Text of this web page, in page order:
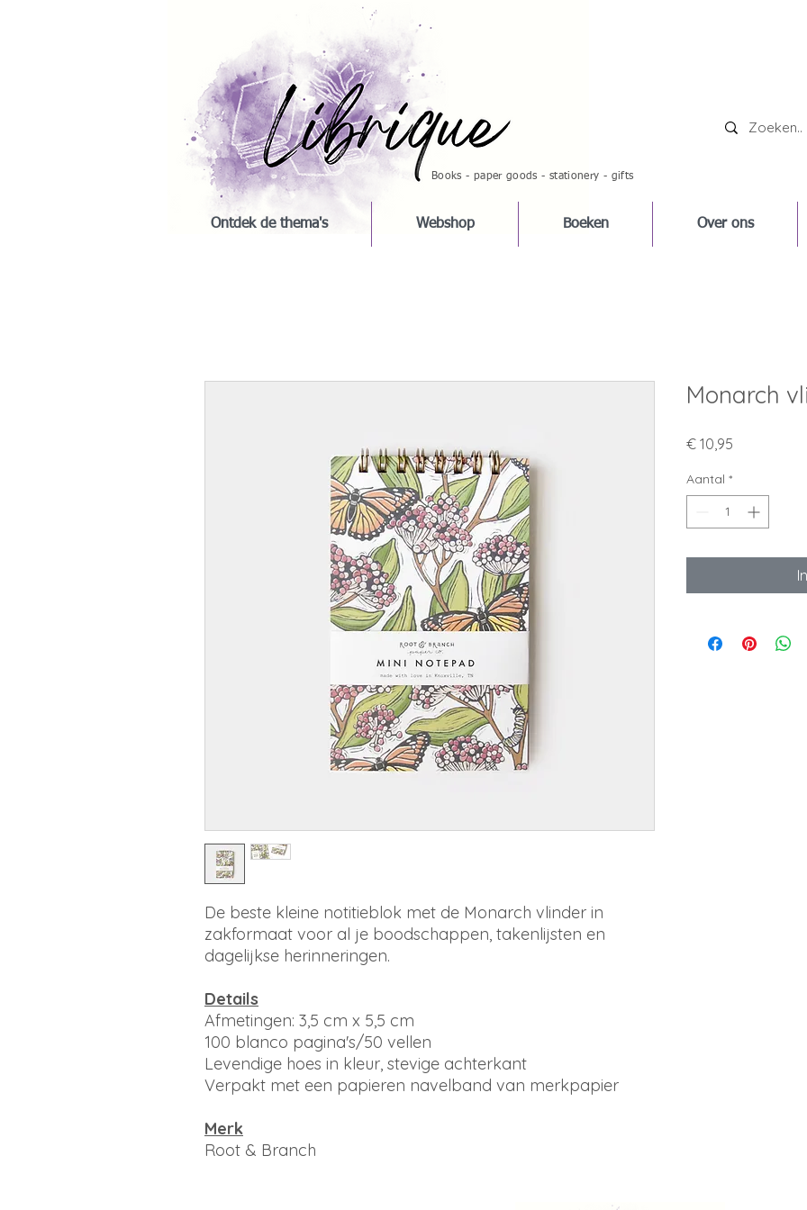
Ontdek de thema's Webshop Boeken Over ons
Books - paper goods - stationery - gifts
De beste kleine notitieblok met de Monarch vlinder in
zakformaat voor al je boodschappen, takenlijsten en
dagelijkse herinneringen.
Details
Afmetingen: 3,5 cm x 5,5 cm
100 blanco pagina's/50 vellen
Levendige hoes in kleur, stevige achterkant
Verpakt met een papieren navelband van merkpapier
Merk
Root & Branch
Monarch
€ 10,95
Aantal *